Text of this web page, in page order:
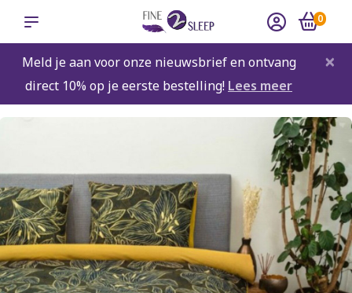
0
Meld je aan voor onze nieuwsbrief en ontvang
direct 10% op je eerste bestelling! Lees meer
×